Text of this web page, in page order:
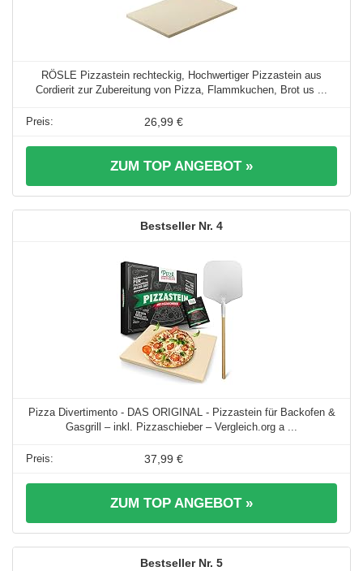
RÖSLE Pizzastein rechteckig, Hochwertiger Pizzastein aus
Cordierit zur Zubereitung von Pizza, Flammkuchen, Brot us ...
26,99 €
ZUM TOP ANGEBOT »
4
Pizza Divertimento - DAS ORIGINAL - Pizzastein für Backofen &
Gasgrill – inkl. Pizzaschieber – Vergleich.org a ...
37,99 €
ZUM TOP ANGEBOT »
5